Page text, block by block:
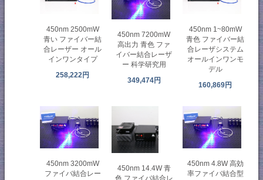
450nm 2500mW
青い ファイバー結
合レーザー オール
インワンタイプ
258,222円
450nm 7200mW
高出力 青色 ファ
イバー結合レーザ
ー 科学研究用
349,474円
450nm 1~80mW
青色 ファイバー結
合レーザシステム
オールインワンモ
デル
160,869円
450nm 3200mW
ファイバ結合レー
450nm 14.4W 青
色 ファイバ結合レ
450nm 4.8W 高効
率ファイバ結合型